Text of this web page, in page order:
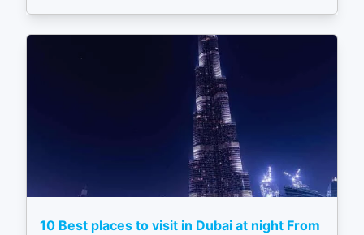
10 Best places to visit in Dubai at night From